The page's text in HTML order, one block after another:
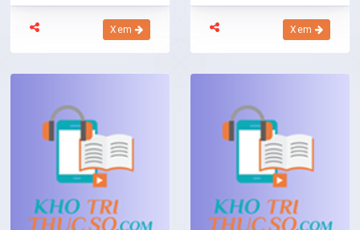
Xem Xem